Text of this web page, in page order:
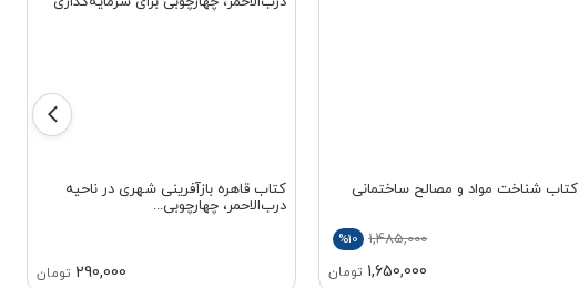
کتاب شناخت مواد و مصالح ساختمانی
1,485,000
%10
1,650,000 تومان
کتاب قاهره بازآفرینی شهری در ناحیه
درب‌الاحمر، چهارچوبی...
290,000 تومان